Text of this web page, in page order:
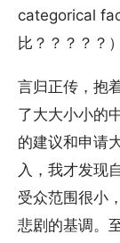
categorical
比？？？？？）
言归正传，抱
了大大小小的
的建议和申请
入，我才发现
受众范围很小
悲剧的基调。